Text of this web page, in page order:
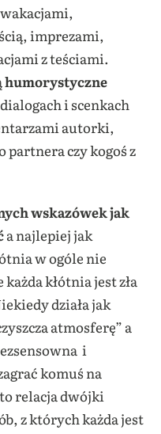
imprezami,
z teściami.
humorystyczne
i scenkach
autorki,
partnera czy kogoś z
wskazówek jak
a najlepiej jak
w ogóle nie
kłótnia jest zła
działa jak
atmosferę” a
i
komuś na
relacja dwójki
z których każda jest